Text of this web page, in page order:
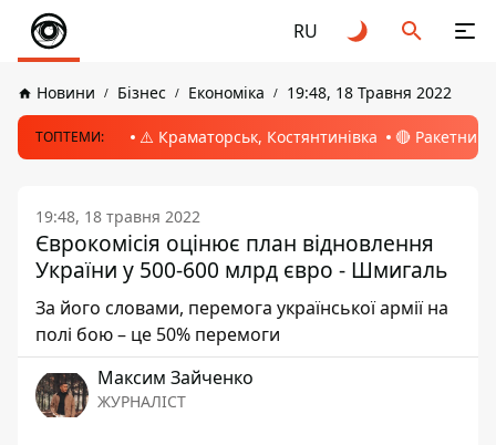
RU
Новини Бізнес Економіка 19:48, 18 Травня 2022
ТОПТЕМИ: ⚠️ Краматорськ, Костянтинівка 🔴 Ракетний
19:48, 18 травня 2022
Єврокомісія оцінює план відновлення
України у 500-600 млрд євро - Шмигаль
За його словами, перемога української армії на
полі бою – це 50% перемоги
Максим Зайченко
ЖУРНАЛІСТ